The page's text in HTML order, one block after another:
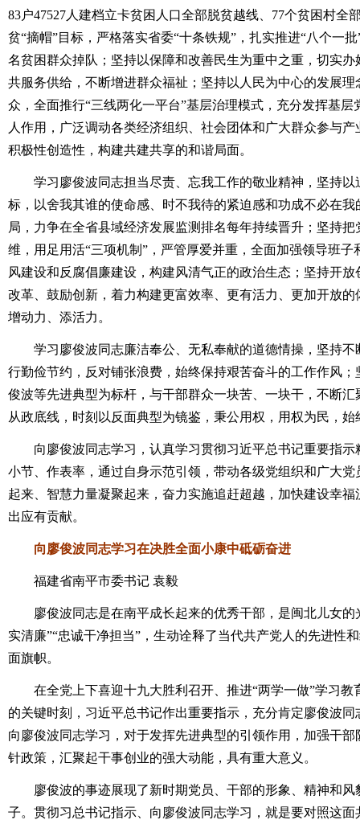
83户47527人建档立卡贫困人口全部脱贫越线、77个贫困村全
贫“摘帽”目标，严格落实省委“十条铁规”，扎实推进“八个一
名贫困群众掉队；坚持以保障和改善民生为重中之重，切实
共服务供给，不断增进群众福祉；坚持以人民为中心的发展
众，全面推行“三线两化一平台”基层治理模式，充分发挥基
人作用，广泛调动各类经济组织、社会团体和广大群众参与
积极性创造性，构建共建共享的和谐局面。
学习廖俊波同志担当尽责、忘我工作的敬业精神，坚持以
标，以舍我其谁的使命感、时不我待的紧迫感和功成不必在我
局，力争在全省县域经济发展监测排名每年持续晋升；坚持
维，用足用活“三项机制”，严管厚爱并重，全面加强领导班
风建设和反腐倡廉建设，构建风清气正的政治生态；坚持开
改革、鼓励创新，着力构建更富效率、更有活力、更加开放
增动力、添活力。
学习廖俊波同志廉洁奉公、无私奉献的道德情操，坚持不
行勤俭节约，反对铺张浪费，始终保持艰苦奋斗的工作作风
俊波等先进典型为标杆，与干部群众一块苦、一块干，不断
从政底线，时刻以反面典型为镜鉴，秉公用权，用权为民，
向廖俊波同志学习，认真学习贯彻习近平总书记重要指示
小节、作表率，通过自身示范引领，带动各级党组织和广大
起来、智慧力量凝聚起来，奋力实施追赶超越，加快建设幸
出应有贡献。
向廖俊波同志学习在决胜全面小康中砥砺奋进
福建省南平市委书记 袁毅
廖俊波同志是在南平成长起来的优秀干部，是闽北儿女的
实清廉”“忠诚干净担当”，生动诠释了当代共产党人的先进性
面旗帜。
在全党上下喜迎十九大胜利召开、推进“两学一做”学习教
的关键时刻，习近平总书记作出重要指示，充分肯定廖俊波
向廖俊波同志学习，对于发挥先进典型的引领作用，加强干
针政策，汇聚起干事创业的强大动能，具有重大意义。
廖俊波的事迹展现了新时期党员、干部的形象、精神和风
子。贯彻习总书记指示、向廖俊波同志学习，就是要对照这